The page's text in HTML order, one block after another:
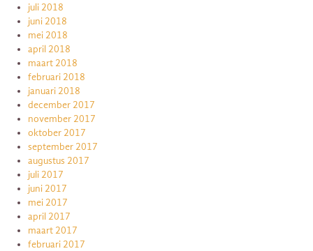
juli 2018
juni 2018
mei 2018
april 2018
maart 2018
februari 2018
januari 2018
december 2017
november 2017
oktober 2017
september 2017
augustus 2017
juli 2017
juni 2017
mei 2017
april 2017
maart 2017
februari 2017